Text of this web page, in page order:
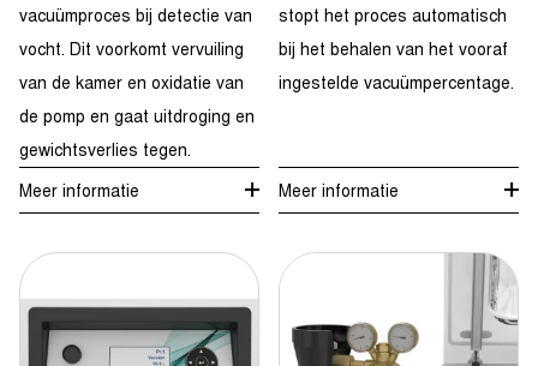
vacuümproces bij detectie van
vocht. Dit voorkomt vervuiling
van de kamer en oxidatie van
de pomp en gaat uitdroging en
gewichtsverlies tegen.
Meer informatie
stopt het proces automatisch
bij het behalen van het vooraf
ingestelde vacuümpercentage.
Meer informatie